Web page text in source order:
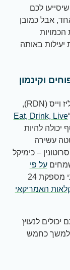
לכם
אבל כמובן
יעילות באותה
בטטה לארוחת בוקר? בוודאי שכן!”, אומרת ליז וייס (RDN),
Eat, Drink, Live
יכולה להיות
עשירה
– כימיקל
על פי
. בטטה אפויה אחת בגודל בינוני מספקת 24
האמריקאי
לנעוץ
למשך כחמש